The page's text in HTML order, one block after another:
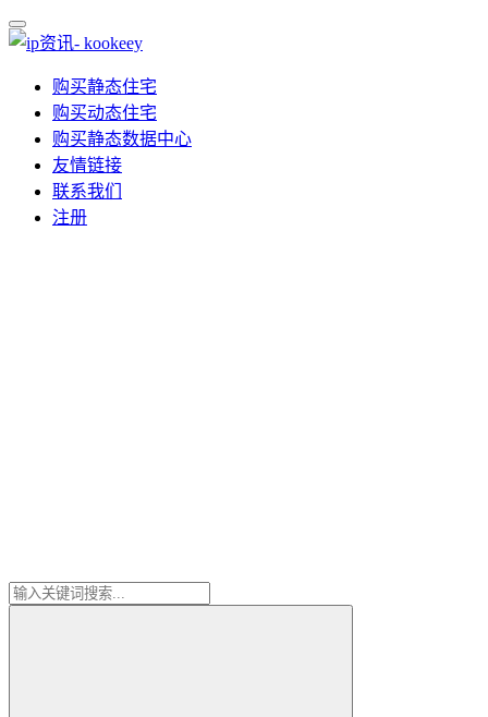
购买静态住宅
购买动态住宅
购买静态数据中心
友情链接
联系我们
注册